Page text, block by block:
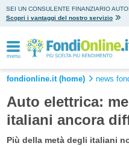
SEI UN CONSULENTE FINANZIARIO
Scopri i vantaggi del nostro servizio
menu
fondionline.it (home) news
Auto elettrica:
italiani ancora
Più della metà degli italiani